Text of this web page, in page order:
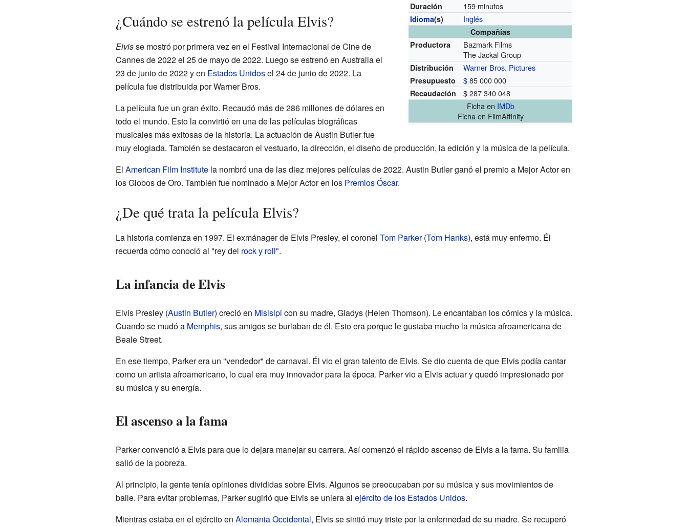
Duración 159 minutos
Idioma(s) Inglés
Compañías
Productora
Bazmark Films
The Jackal Group
Distribución Warner Bros. Pictures
Presupuesto $85 000 000
Recaudación
$ 287 340 048
Ficha en IMDb
Ficha en FilmAffinity
¿Cuándo se estrenó la película Elvis?
Elvisse mostró por primera vez en el Festival Internacional de Cine de
Cannes de 2022 el 25 de mayo de 2022. Luego se estrenó en Australia el
23 de junio de 2022 y en Estados Unidosel 24 de junio de 2022. La
película fue distribuida por Warner Bros.
La película fue un gran éxito. Recaudó más de 286 millones de dólares en
todo el mundo. Esto la convirtió en una de las películas biográficas
musicales más exitosas de la historia. La actuación de Austin Butler fue
muy elogiada. También se destacaron el vestuario, la dirección, el diseño de producción, la edición y la música de la película.
El American Film Institutela nombró una de las diez mejores películas de 2022. Austin Butler ganó el premio a Mejor Actor en
los Globos de Oro. También fue nominado a Mejor Actor en los Premios Óscar.
¿De qué trata la película Elvis?
La historia comienza en 1997. El exmánager de Elvis Presley, el coronel Tom Parker(Tom Hanks), está muy enfermo. Él
recuerda cómo conoció al "rey del rock y roll".
La infancia de Elvis
Elvis Presley (Austin Butler) creció en Misisipi con su madre, Gladys (Helen Thomson). Le encantaban los cómics y la música.
Cuando se mudó a Memphis, sus amigos se burlaban de él. Esto era porque le gustaba mucho la música afroamericana de
Beale Street.
En ese tiempo, Parker era un "vendedor" de carnaval. Él vio el gran talento de Elvis. Se dio cuenta de que Elvis podía cantar
como un artista afroamericano, lo cual era muy innovador para la época. Parker vio a Elvis actuar y quedó impresionado por
su música y su energía.
El ascenso a la fama
Parker convenció a Elvis para que lo dejara manejar su carrera. Así comenzó el rápido ascenso de Elvis a la fama. Su familia
salió de la pobreza.
Al principio, la gente tenía opiniones divididas sobre Elvis. Algunos se preocupaban por su música y sus movimientos de
baile. Para evitar problemas, Parker sugirió que Elvis se uniera al ejército de los Estados Unidos.
Mientras estaba en el ejército en Alemania Occidental, Elvis se sintió muy triste por la enfermedad de su madre. Se recuperó